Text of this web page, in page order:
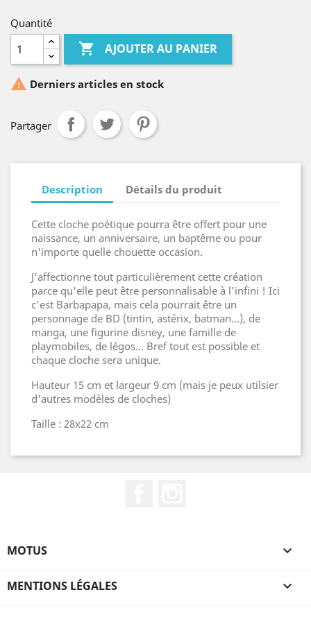
Quantité
 AJOUTER AU PANIER
 Derniers articles en stock
Partager
Description Détails du produit
Cette cloche poétique pourra être offert pour une
naissance, un anniversaire, un baptême ou pour
n'importe quelle chouette occasion.
J'affectionne tout particulièrement cette création
parce qu'elle peut être personnalisable à l'infini ! Ici
c'est Barbapapa, mais cela pourrait être un
personnage de BD (tintin, astérix, batman...), de
manga, une figurine disney, une famille de
playmobiles, de légos... Bref tout est possible et
chaque cloche sera unique.
Hauteur 15 cm et largeur 9 cm (mais je peux utilsier
d'autres modèles de cloches)
Taille : 28x22 cm
MOTUS 
MENTIONS LÉGALES 